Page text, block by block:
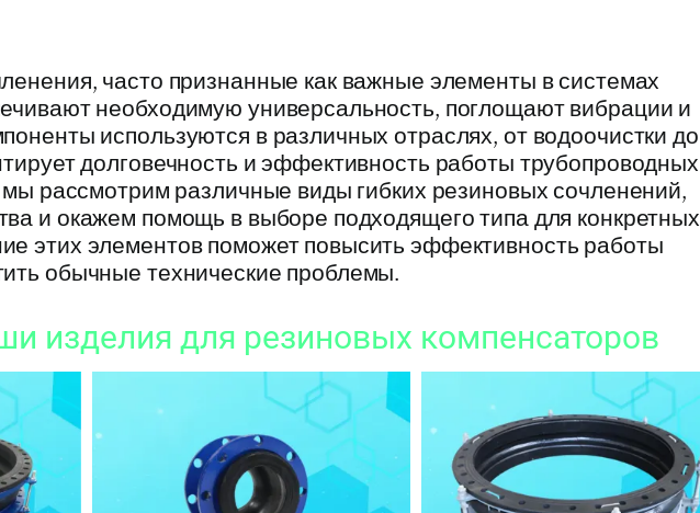
часто признанные как важные элементы в системах
необходимую универсальность, поглощают вибрации и
используются в различных отраслях, от водоочистки до
долговечность и эффективность работы трубопроводных
мы рассмотрим различные виды гибких резиновых сочленений,
и окажем помощь в выборе подходящего типа для конкретных
этих элементов поможет повысить эффективность работы
обычные технические проблемы.
изделия для резиновых компенсаторов